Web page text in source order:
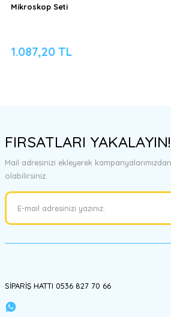
Mikroskop Seti
1.087,20 TL
FIRSATLARI YAKALAYIN!
Mail adresinizi ekleyerek
olabilirsiniz.
SİPARİŞ HATTI 0536 827 70 66